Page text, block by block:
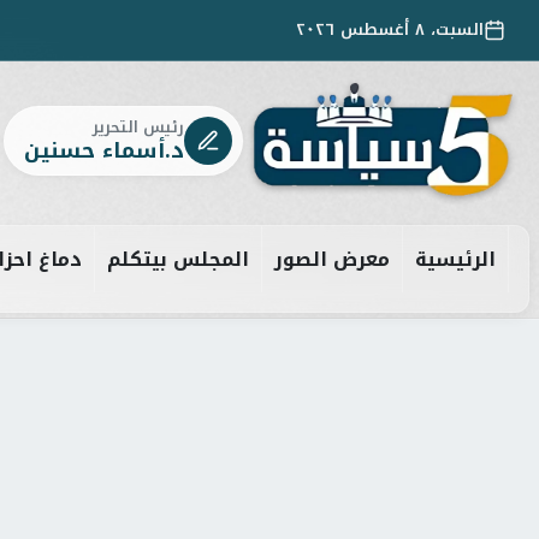
السبت، ٨ أغسطس ٢٠٢٦
رئيس التحرير
د.أسماء حسنين
الرئيسية معرض الصور المجلس بيتكلم دماغ